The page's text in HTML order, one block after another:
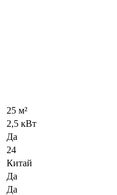
25 м²
2,5 кВт
Да
24
Китай
Да
Да